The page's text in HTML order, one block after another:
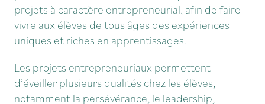
projets à caractère entrepreneurial, afin de faire
vivre aux élèves de tous âges des expériences
uniques et riches en apprentissages.
Les projets entrepreneuriaux permettent
d’éveiller plusieurs qualités chez les élèves,
notamment la persévérance, le leadership,